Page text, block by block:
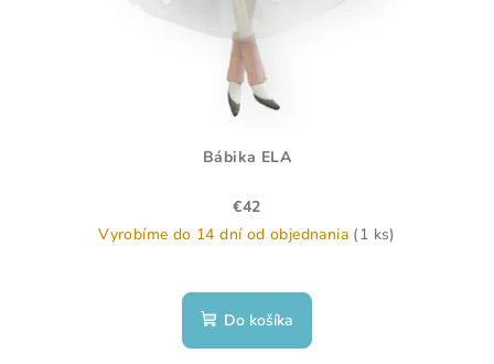
Bábika ELA
€42
Vyrobíme do 14 dní od objednania (1 ks)
Do košíka